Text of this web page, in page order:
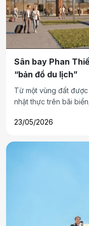
Sân bay Phan
“bản đồ du lịch”
Từ một vùng đất
nhật thực trên bãi
hàng không dân dụng)
23/05/2026